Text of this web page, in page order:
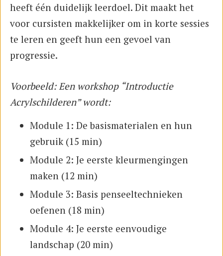
heeft één duidelijk leerdoel. Dit maakt het
voor cursisten makkelijker om in korte sessies
te leren en geeft hun een gevoel van
progressie.
Voorbeeld: Een workshop “Introductie
Acrylschilderen” wordt:
Module 1: De basismaterialen en hun
gebruik (15 min)
Module 2: Je eerste kleurmengingen
maken (12 min)
Module 3: Basis penseeltechnieken
oefenen (18 min)
Module 4: Je eerste eenvoudige
landschap (20 min)